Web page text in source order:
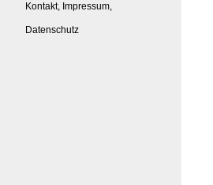
Kontakt, Impressum,
Datenschutz